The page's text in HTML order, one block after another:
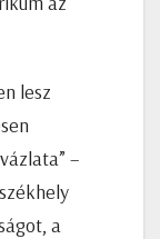
lesz
–
a